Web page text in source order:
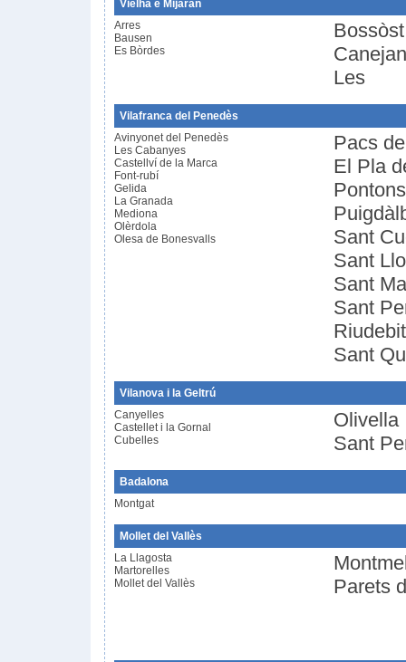
Vielha e Mijaran
Arres
Bausen
Es Bòrdes
Bossòst
Canejan
Les
Vilafranca del Penedès
Avinyonet del Penedès
Les Cabanyes
Castellví de la Marca
Font-rubí
Gelida
La Granada
Mediona
Olèrdola
Olesa de Bonesvalls
Pacs
El Pla
Pontons
Sant
Sant
Sant
Sant
Sant
Vilanova i la Geltrú
Canyelles
Castellet i la Gornal
Cubelles
Olivella
Sant
Badalona
Montgat
Mollet del Vallès
La Llagosta
Martorelles
Mollet del Vallès
Parets